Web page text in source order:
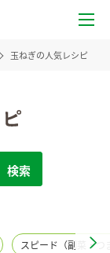
玉ねぎの人気レシピ
検索
スピード（副菜・つ